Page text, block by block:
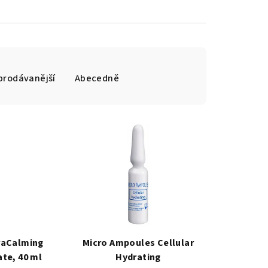
Abecedně
40 ml
Micro Ampoules Cellular
Hydrating